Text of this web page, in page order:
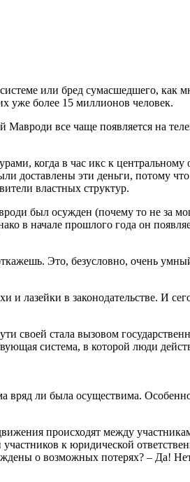
или бред сумасшедшего, как
уже более 15 миллионов человек.
все чаще появляется на
когда в час икс к
доставлены эти деньги, потому что
властных структур.
был осужден (почему то не за
в начале прошлого года он
Это, безусловно, очень
и лазейки в законодательстве. И
своей стала вызовом
система, в которой люди
вряд ли была осуществима.
происходят между
к юридической
о возможных потерях? – Да! Нет